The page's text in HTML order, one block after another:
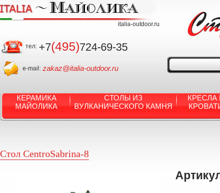
italia-outdoor.ru
тел: +7(495)724-69-35
e-mail: zakaz@italia-outdoor.ru
КЕРАМИКА
МАЙОЛИКА
СТОЛЫ ИЗ
ВУЛКАНИЧЕСКОГО КАМНЯ
КРЕСЛА
Стол CentroSabrina-8